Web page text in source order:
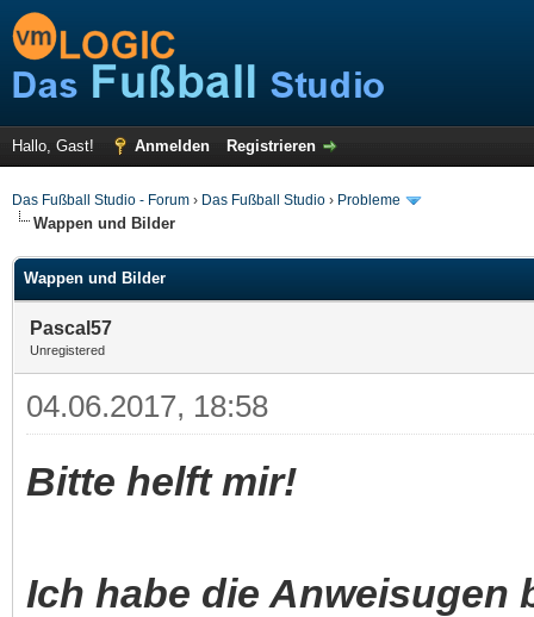
Hallo, Gast! Anmelden Registrieren
Das Fußball Studio - Forum › Das Fußball Studio › Probleme
Wappen und Bilder
Wappen und Bilder
Pascal57
Unregistered
04.06.2017, 18:58
Bitte helft mir!
Ich habe die Anweisugen